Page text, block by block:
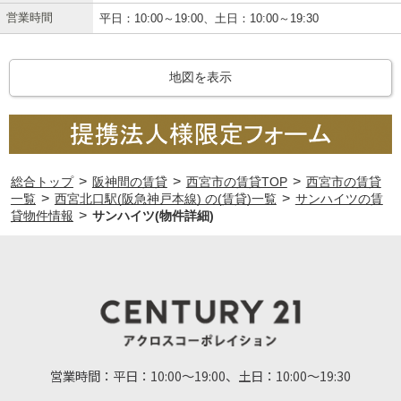
営業時間 平日：10:00～19:00、土日：10:00～19:30
地図を表示
総合トップ > 阪神間の賃貸 > 西宮市の賃貸TOP > 西宮市の賃貸
一覧 > 西宮北口駅(阪急神戸本線) の(賃貸)一覧 > サンハイツの賃
貸物件情報 > サンハイツ(物件詳細)
営業時間： 平日：10:00～19:00、土日：10:00～19:30